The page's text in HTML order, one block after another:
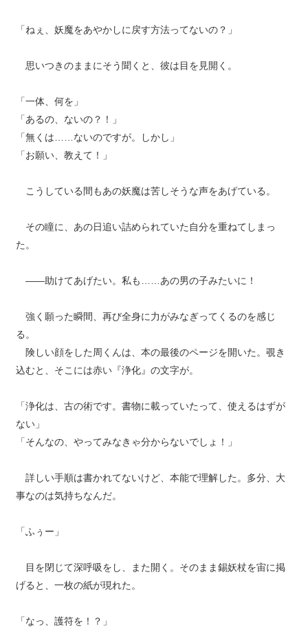
「ねぇ、妖魔をあやかしに戻す方法ってないの？」
思いつきのままにそう聞くと、彼は目を見開く。
「一体、何を」
「あるの、ないの？！」
「無くは……ないのですが。しかし」
「お願い、教えて！」
こうしている間もあの妖魔は苦しそうな声をあげている。
その瞳に、あの日追い詰められていた自分を重ねてしまっ
た。
――助けてあげたい。私も……あの男の子みたいに！
強く願った瞬間、再び全身に力がみなぎってくるのを感じ
る。
険しい顔をした周くんは、本の最後のページを開いた。覗き
込むと、そこには赤い『浄化』の文字が。
「浄化は、古の術です。書物に載っていたって、使えるはずが
ない」
「そんなの、やってみなきゃ分からないでしょ！」
詳しい手順は書かれてないけど、本能で理解した。多分、大
事なのは気持ちなんだ。
「ふぅー」
目を閉じて深呼吸をし、また開く。そのまま錫妖杖を宙に掲
げると、一枚の紙が現れた。
「なっ、護符を！？」